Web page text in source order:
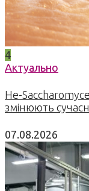
4
Актуально
Не-
змінюють
07.08.2026